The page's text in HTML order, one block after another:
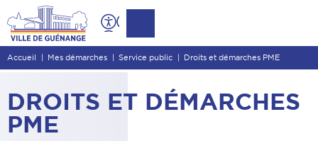
Contenu
Entête de page
Menu principal
Pied de page
Accueil Mes démarches Service public Droits et démarches PME
DROITS ET DÉMARCHES
PME